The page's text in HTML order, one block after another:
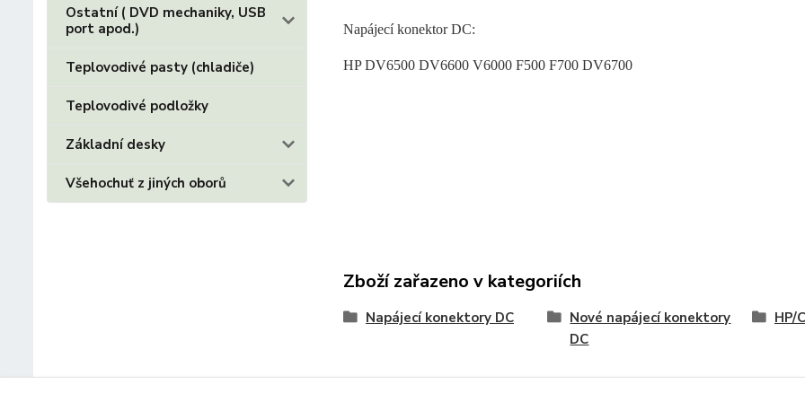
Ostatní ( DVD mechaniky, USB
port apod.)
Teplovodivé pasty (chladiče)
Teplovodivé podložky
Základní desky
Všehochuť z jiných oborů
Napájecí konektor DC:
HP DV6500 DV6600 V6000 F500 F700 DV6700
Zboží zařazeno v kategoriích
Napájecí konektory DC
Nové napájecí konektory
DC
HP/